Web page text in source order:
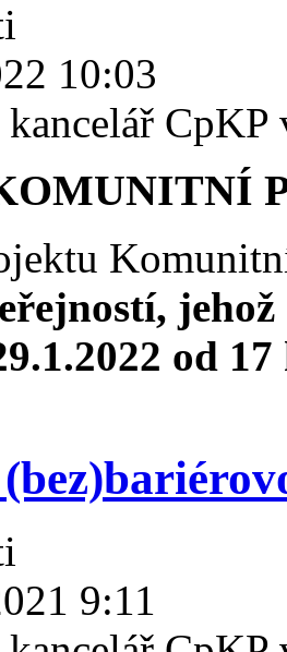
10:03
kancelář
od
9:11